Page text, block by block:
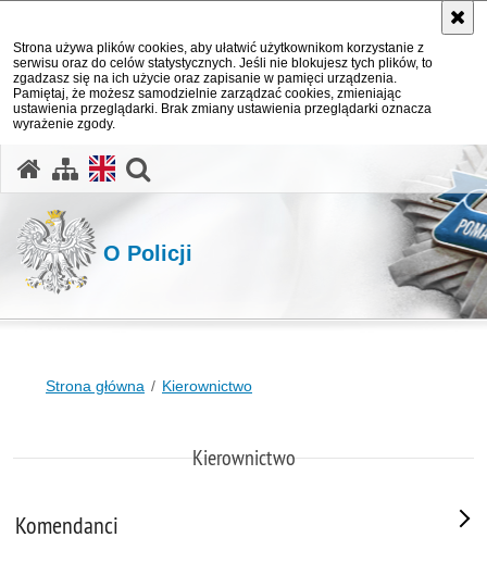
Strona używa plików cookies, aby ułatwić użytkownikom korzystanie z
serwisu oraz do celów statystycznych. Jeśli nie blokujesz tych plików, to
zgadzasz się na ich użycie oraz zapisanie w pamięci urządzenia.
Pamiętaj, że możesz samodzielnie zarządzać cookies, zmieniając
ustawienia przeglądarki. Brak zmiany ustawienia przeglądarki oznacza
wyrażenie zgody.
O Policji
Strona główna Kierownictwo
Kierownictwo
Komendanci